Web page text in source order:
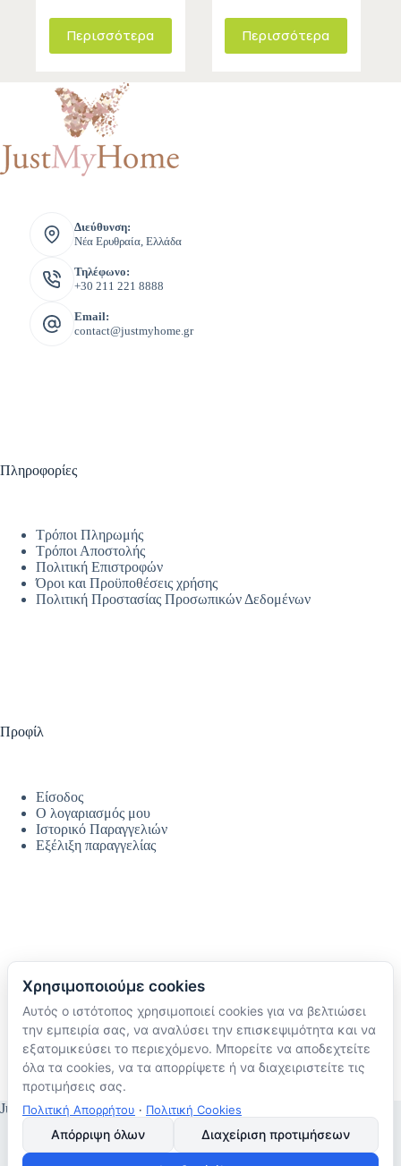
Περισσότερα Περισσότερα
Διεύθυνση:
Νέα Ερυθραία, Ελλάδα
Τηλέφωνο:
+30 211 221 8888
Email:
contact@justmyhome.gr
Πληροφορίες
Τρόποι Πληρωμής
Τρόποι Αποστολής
Πολιτική Επιστροφών
Όροι και Προϋποθέσεις χρήσης
Πολιτική Προστασίας Προσωπικών Δεδομένων
Προφίλ
Είσοδος
Ο λογαριασμός μου
Ιστορικό Παραγγελιών
Εξέλιξη παραγγελίας
Ακολουθήστε μας
TikTok
Instagram
Facebook
JustMyHome © Copyright 2026
Χρησιμοποιούμε cookies
Αυτός ο ιστότοπος χρησιμοποιεί cookies για να βελτιώσει
την εμπειρία σας, να αναλύσει την επισκεψιμότητα και να
εξατομικεύσει το περιεχόμενο. Μπορείτε να αποδεχτείτε
όλα τα cookies, να τα απορρίψετε ή να διαχειριστείτε τις
προτιμήσεις σας.
Πολιτική Απορρήτου · Πολιτική Cookies
Απόρριψη όλων Διαχείριση προτιμήσεων